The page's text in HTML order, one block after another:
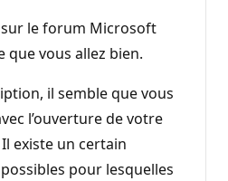
sur le forum Microsoft
que vous allez bien.
il semble que vous
l’ouverture de votre
existe un certain
pour lesquelles